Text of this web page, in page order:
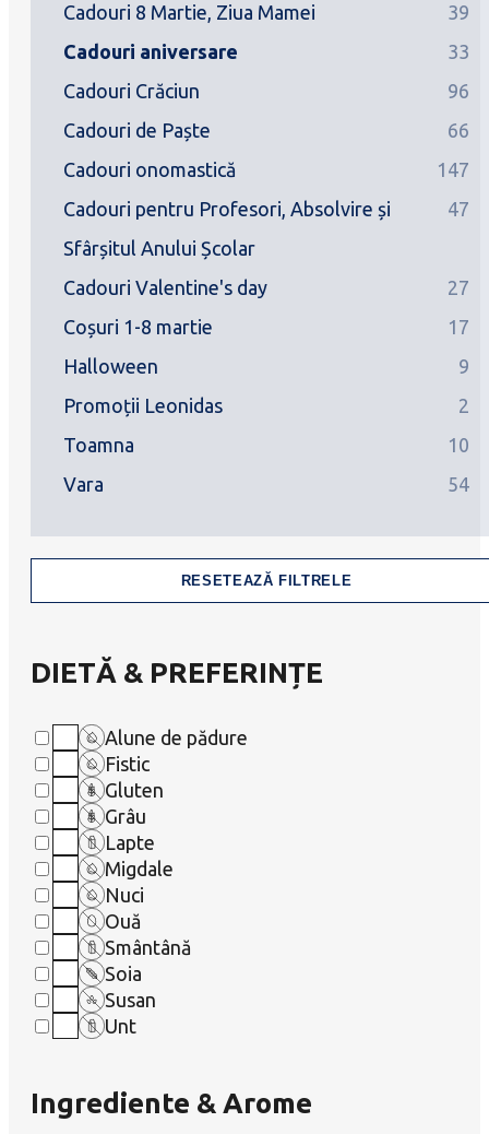
Cadouri 8 Martie, Ziua Mamei
39
Cadouri aniversare
33
Cadouri Crăciun
96
Cadouri de Paște
66
Cadouri onomastică
147
Cadouri pentru Profesori, Absolvire și
Sfârșitul Anului Școlar
47
Cadouri Valentine's day
27
Coșuri 1-8 martie
17
Halloween
9
Promoții Leonidas
2
Toamna
10
Vara
54
RESETEAZĂ FILTRELE
DIETĂ & PREFERINȚE
Alune de pădure
Fistic
Gluten
Grâu
Lapte
Migdale
Nuci
Ouă
Smântână
Soia
Susan
Unt
Ingrediente & Arome